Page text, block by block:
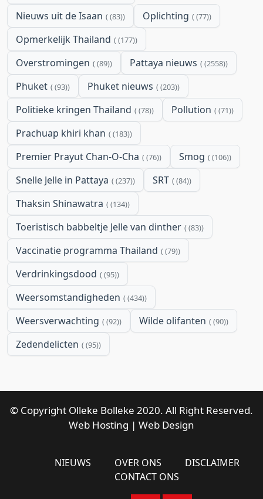
Nieuws uit de Isaan (83) Oplichting (77)
Opmerkelijk Thailand (177)
Overstromingen (89) Pattaya nieuws (2558)
Phuket (93) Phuket nieuws (203)
Politieke kringen Thailand (78) Pollution (71)
Prachuap khiri khan (183)
Premier Prayut Chan-O-Cha (76) Smog (106)
Snelle Jelle in Pattaya (237) SRT (84)
Thaksin Shinawatra (134)
Toeristisch babbeltje Jelle van dinther (83)
Vaccinatie programma Thailand (79)
Verdrinkingsdood (95)
Weersomstandigheden (434)
Weersverwachting (92) Wilde olifanten (90)
Zedendelicten (95)
© Copyright Olleke Bolleke 2020. All Right Reserved.
Web Hosting | Web Design
NIEUWS OVER ONS
DISCLAIMER
CONTACT ONS